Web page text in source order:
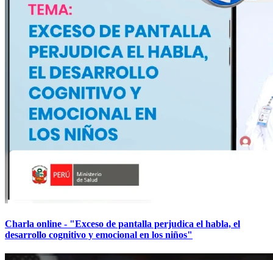
Charla online - "Exceso de pantalla perjudica el habla, el
desarrollo cognitivo y emocional en los niños"